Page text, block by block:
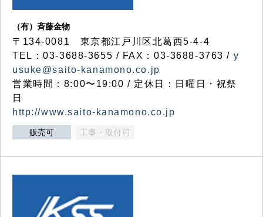
（有）斉藤金物
〒134-0081 東京都江戸川区北葛西5-4-4
TEL：03-3688-3655 / FAX：03-3688-3763 / y
usuke@saito-kanamono.co.jp
営業時間：8:00〜19:00 / 定休日：日曜日・祝祭
日
http://www.saito-kanamono.co.jp
販売可 工事・取付可